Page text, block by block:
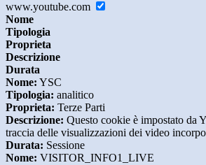
www.youtube.com
Nome
Tipologia
Proprieta
Descrizione
Durata
Nome: YSC
Tipologia: analitico
Proprieta: Terze Parti
Descrizione: Questo cookie è impostato da
traccia delle visualizzazioni dei video
Durata: Sessione
Nome: VISITOR_INFO1_LIVE